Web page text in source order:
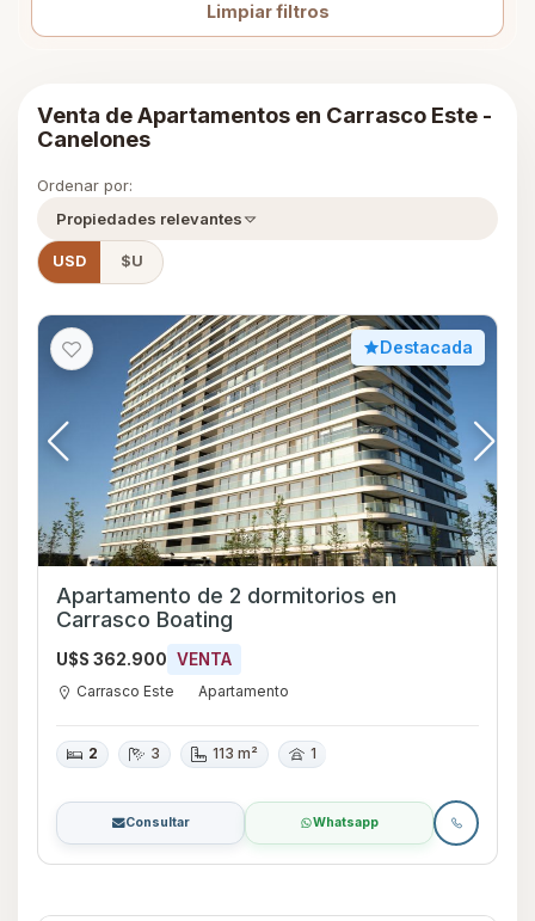
Limpiar filtros
Venta de Apartamentos en Carrasco Este -
Canelones
Ordenar por:
Propiedades relevantes
USD $U
Destacada
Apartamento de 2 dormitorios en
Carrasco Boating
U$S 362.900 VENTA
Carrasco Este Apartamento
2 3 113 m² 1
Consultar Whatsapp